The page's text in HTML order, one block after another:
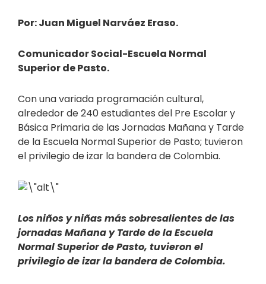
Por: Juan Miguel Narváez Eraso.
Comunicador Social-Escuela Normal
Superior de Pasto.
Con una variada programación cultural,
alrededor de 240 estudiantes del Pre Escolar y
Básica Primaria de las Jornadas Mañana y Tarde
de la Escuela Normal Superior de Pasto; tuvieron
el privilegio de izar la bandera de Colombia.
Los niños y niñas más sobresalientes de las
jornadas Mañana y Tarde de la Escuela
Normal Superior de Pasto, tuvieron el
privilegio de izar la bandera de Colombia.